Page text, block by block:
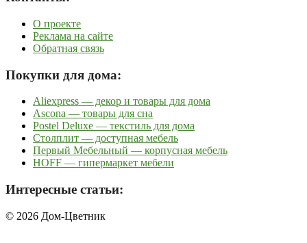
О проекте
Реклама на сайте
Обратная связь
Покупки для дома:
Aliexpress — декор и товары для дома
Ascona — товары для сна
Postel Deluxe — текстиль для дома
Столплит — доступная мебель
Первый Мебельный — корпусная мебель
HOFF — гипермаркет мебели
Интересные статьи:
© 2026 Дом-Цветник